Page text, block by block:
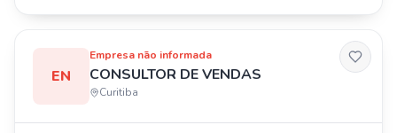
EN
Empresa não informada
CONSULTOR DE VENDAS
Curitiba